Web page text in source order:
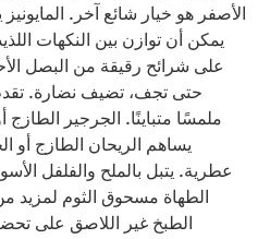
الأصفر هو خيار شائع آخر.
يمكن أن توازن بين النكهات
على شرائح رقيقة من البصل
حتى تجف، تضيف نضارة.
ملمسًا متباينًا. الجرجير الطازج
يساهم الريحان الطازج
عطرية. يتبل بالملح والفلفل
الطهاة مسحوق الثوم لمزيد
الطبخ غير اللاصق على